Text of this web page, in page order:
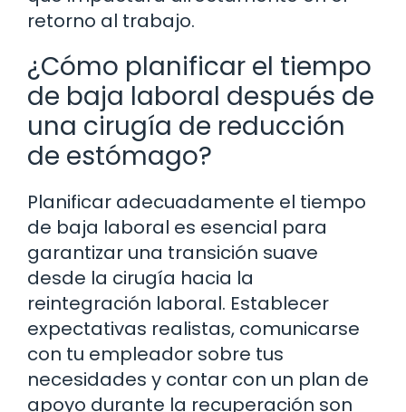
retorno al trabajo.
¿Cómo planificar el tiempo
de baja laboral después de
una cirugía de reducción
de estómago?
Planificar adecuadamente el tiempo
de baja laboral es esencial para
garantizar una transición suave
desde la cirugía hacia la
reintegración laboral. Establecer
expectativas realistas, comunicarse
con tu empleador sobre tus
necesidades y contar con un plan de
apoyo durante la recuperación son